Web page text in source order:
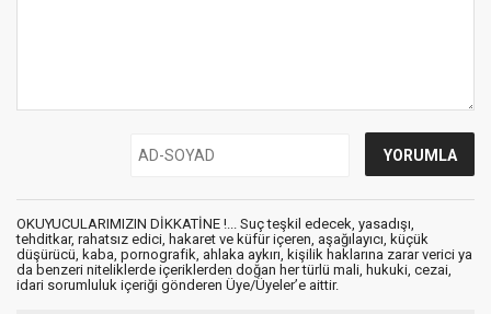
OKUYUCULARIMIZIN DİKKATİNE !... Suç teşkil edecek, yasadışı,
tehditkar, rahatsız edici, hakaret ve küfür içeren, aşağılayıcı, küçük
düşürücü, kaba, pornografik, ahlaka aykırı, kişilik haklarına zarar verici ya
da benzeri niteliklerde içeriklerden doğan her türlü mali, hukuki, cezai,
idari sorumluluk içeriği gönderen Üye/Üyeler’e aittir.